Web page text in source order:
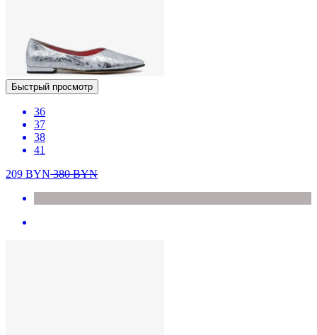
Быстрый просмотр
36
37
38
41
209 BYN380BYN